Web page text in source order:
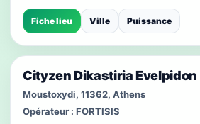
Fiche lieu Ville Puissance
Cityzen Dikastiria Evelpidon
Moustoxydi, 11362, Athens
Opérateur : FORTISIS